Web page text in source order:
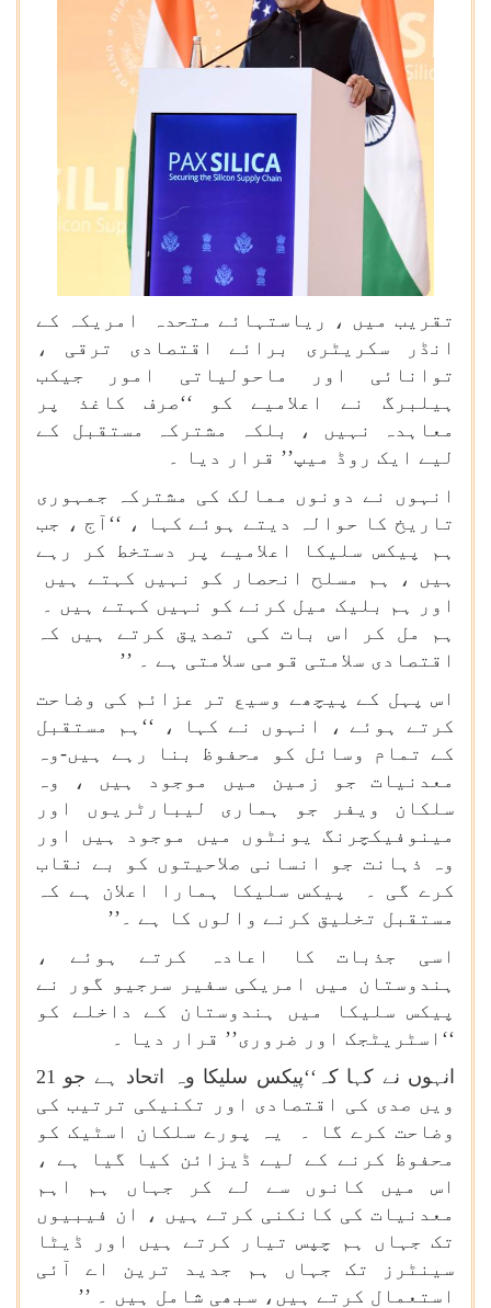
تقریب میں ، ریاستہائے متحدہ امریکہ کے
انڈر سکریٹری برائے اقتصادی ترقی ،
توانائی اور ماحولیاتی امور جیکب
ہیلبرگ نے اعلامیے کو ‘‘صرف کاغذ پر
معاہدہ نہیں ، بلکہ مشترکہ مستقبل کے
لیے ایک روڈ میپ’’ قرار دیا ۔
انہوں نے دونوں ممالک کی مشترکہ جمہوری
تاریخ کا حوالہ دیتے ہوئے کہا ، ‘‘آج ، جب
ہم پیکس سلیکا اعلامیے پر دستخط کر رہے
ہیں ، ہم مسلح انحصار کو نہیں کہتے ہیں
اور ہم بلیک میل کرنے کو نہیں کہتے ہیں ۔
ہم مل کر اس بات کی تصدیق کرتے ہیں کہ
اقتصادی سلامتی قومی سلامتی ہے ۔ ’’
اس پہل کے پیچھے وسیع تر عزائم کی وضاحت
کرتے ہوئے ، انہوں نے کہا ، ‘‘ہم مستقبل
کے تمام وسائل کو محفوظ بنا رہے ہیں-وہ
معدنیات جو زمین میں موجود ہیں ، وہ
سلکان ویفر جو ہماری لیبارٹریوں اور
مینوفیکچرنگ یونٹوں میں موجود ہیں اور
وہ ذہانت جو انسانی صلاحیتوں کو بے نقاب
کرے گی ۔ پیکس سلیکا ہمارا اعلان ہے کہ
مستقبل تخلیق کرنے والوں کا ہے ۔’’
اسی جذبات کا اعادہ کرتے ہوئے ،
ہندوستان میں امریکی سفیر سرجیو گور نے
پیکس سلیکا میں ہندوستان کے داخلے کو
‘‘اسٹریٹجک اور ضروری’’ قرار دیا ۔
انہوں نے کہا کہ‘‘پیکس سلیکا وہ اتحاد ہے جو 21
ویں صدی کی اقتصادی اور تکنیکی ترتیب کی
وضاحت کرے گا ۔ یہ پورے سلکان اسٹیک کو
محفوظ کرنے کے لیے ڈیزائن کیا گیا ہے ،
اس میں کانوں سے لے کر جہاں ہم اہم
معدنیات کی کانکنی کرتے ہیں ، ان فیبیوں
تک جہاں ہم چپس تیار کرتے ہیں اور ڈیٹا
سینٹرز تک جہاں ہم جدید ترین اے آئی
استعمال کرتے ہیں، سبھی شامل ہیں ۔ ’’